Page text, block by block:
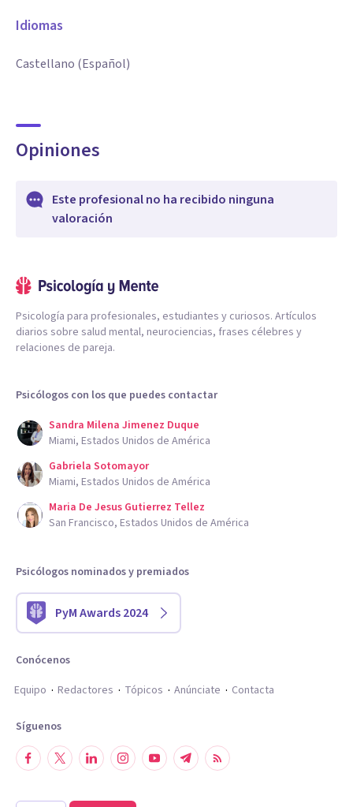
Idiomas
Castellano (Español)
Opiniones
Este profesional no ha recibido ninguna
valoración
Psicología para profesionales, estudiantes y curiosos. Artículos
diarios sobre salud mental, neurociencias, frases célebres y
relaciones de pareja.
Psicólogos con los que puedes contactar
Sandra Milena Jimenez Duque
Miami, Estados Unidos de América
Gabriela Sotomayor
Miami, Estados Unidos de América
Maria De Jesus Gutierrez Tellez
San Francisco, Estados Unidos de América
Psicólogos nominados y premiados
PyM Awards 2024
Conócenos
Equipo
Redactores Tópicos Anúnciate Contacta
Síguenos